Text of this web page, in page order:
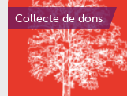
Collecte de dons